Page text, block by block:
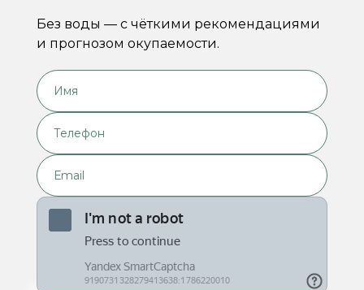
Без воды — с чёткими рекомендациями
и прогнозом окупаемости.